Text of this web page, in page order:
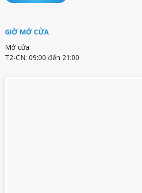
GIỜ MỞ CỬA
Mở cửa:
T2-CN: 09:00 đến 21:00